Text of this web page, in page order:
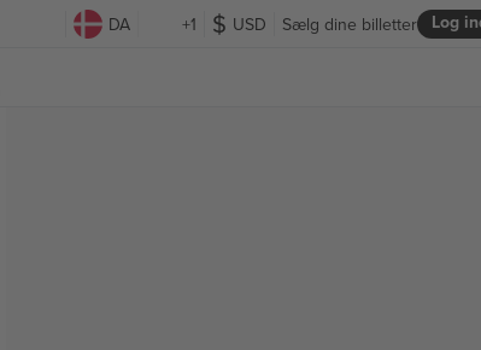
DA +1 USD Log
Sælg dine billetter